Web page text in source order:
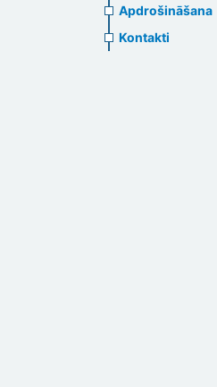
Apdrošināšana
Kontakti